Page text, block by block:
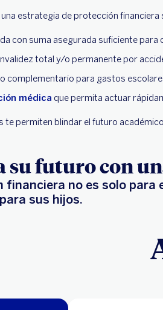
estrategia de protección
con suma asegurada suficiente
total y/o permanente por
complementario para gastos
médica que permita actuar
te permiten blindar el futuro
su futuro con
financiera no es solo
sus hijos.